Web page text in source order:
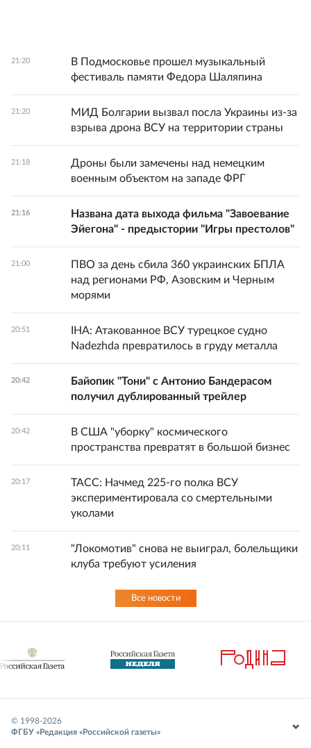
21:20
В Подмосковье прошел музыкальный
фестиваль памяти Федора Шаляпина
21:20
МИД Болгарии вызвал посла Украины из-за
взрыва дрона ВСУ на территории страны
21:18
Дроны были замечены над немецким
военным объектом на западе ФРГ
21:16
Названа дата выхода фильма "Завоевание
Эйегона" - предыстории "Игры престолов"
21:00
ПВО за день сбила 360 украинских БПЛА
над регионами РФ, Азовским и Черным
морями
20:51
IHA: Атакованное ВСУ турецкое судно
Nadezhda превратилось в груду металла
20:42
Байопик "Тони" с Антонио Бандерасом
получил дублированный трейлер
20:42
В США "уборку" космического
пространства превратят в большой бизнес
20:17
ТАСС: Начмед 225-го полка ВСУ
экспериментировала со смертельными
уколами
20:11
"Локомотив" снова не выиграл, болельщики
клуба требуют усиления
Все новости
© 1998-2026
ФГБУ «Редакция «Российской газеты»